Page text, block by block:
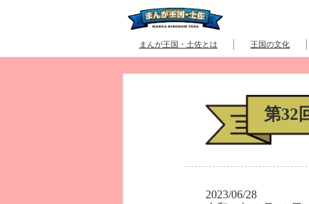
まんが王国・土佐とは 王国の文化
第32
2023/06/28